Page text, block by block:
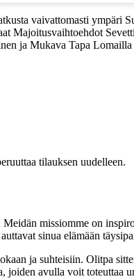
vaivattomasti ympäri
Majoitusvaihtoehdot
ja Mukava Tapa Lomailla
tilauksen uudelleen.
missiomme on
sinua elämään
ja suhteisiin. Olitpa
avulla voit toteuttaa